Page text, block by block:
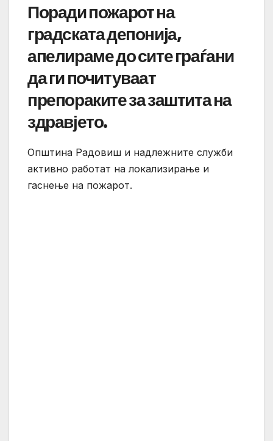
Поради пожарот на
градската депонија,
апелираме до сите граѓани
да ги почитуваат
препораките за заштита на
здравјето.
Општина Радовиш и надлежните служби
активно работат на локализирање и
гаснење на пожарот.